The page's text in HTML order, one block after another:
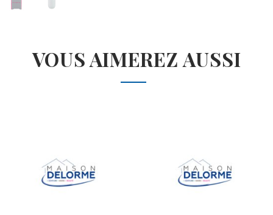
VOUS AIMEREZ AUSSI